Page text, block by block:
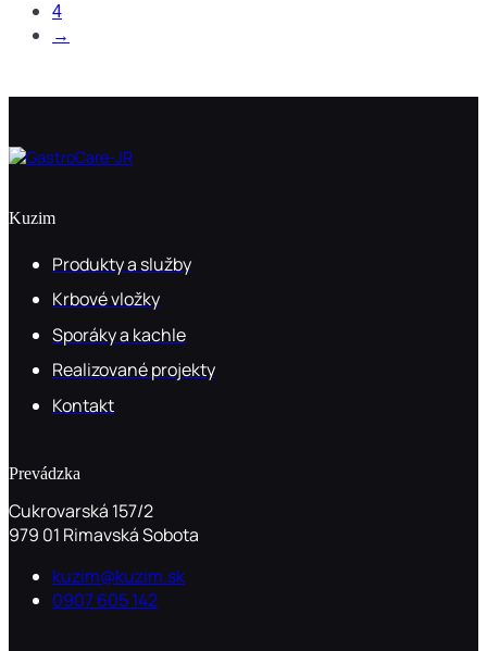
4
→
Kuzim
Produkty a služby
Krbové vložky
Sporáky a kachle
Realizované projekty
Kontakt
Prevádzka
Cukrovarská 157/2
979 01 Rimavská Sobota
kuzim@kuzim.sk
0907 605 142